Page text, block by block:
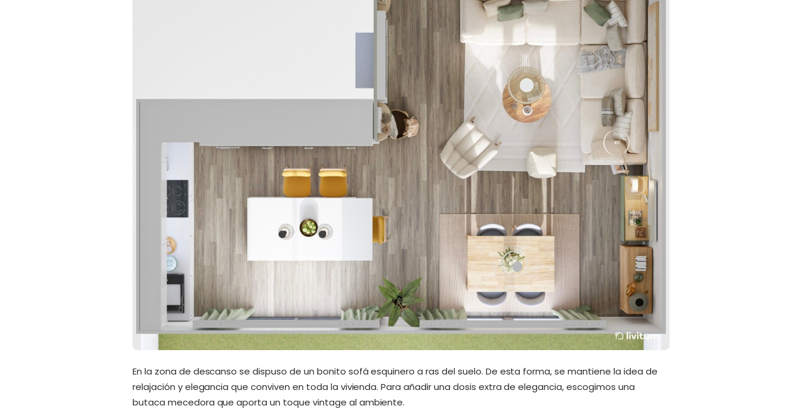
En la zona de descanso se dispuso de un bonito sofá esquinero a ras del suelo. De esta forma, se mantiene la idea de
relajación y elegancia que conviven en toda la vivienda. Para añadir una dosis extra de elegancia, escogimos una
butaca mecedora que aporta un toque vintage al ambiente.